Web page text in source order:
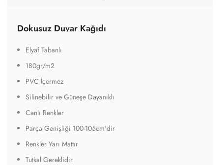
Dokusuz Duvar Kağıdı
Elyaf Tabanlı
180gr/m2
PVC İçermez
Silinebilir ve Güneşe Dayanıklı
Canlı Renkler
Parça Genişliği 100-105cm'dir
Renkler Yarı Mattır
Tutkal Gereklidir